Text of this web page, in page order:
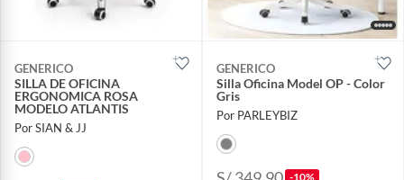
GENERICO
SILLA DE OFICINA
ERGONOMICA ROSA
MODELO ATLANTIS
Por SIAN & JJ
GENERICO
Silla Oficina Model OP - Color
Gris
Por PARLEYBIZ
-10%